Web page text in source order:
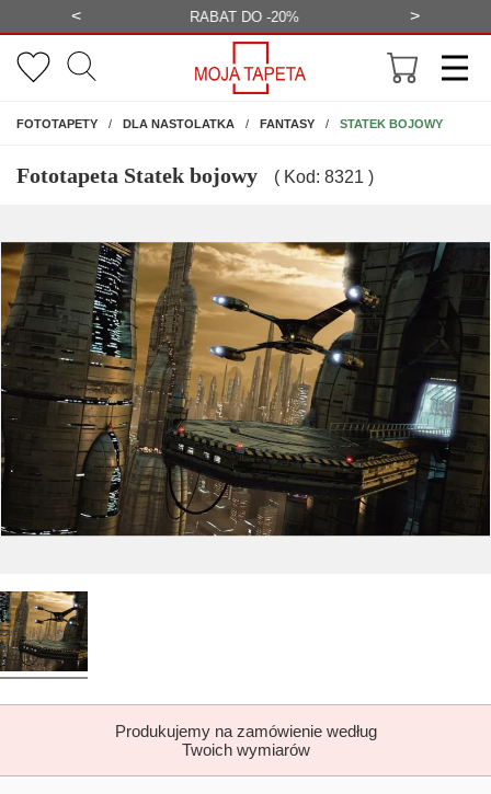
< BEZPŁATNA WIZUALIZACJA >
FOTOTAPETYNA ŚCIANĘ
DLA NASTOLATKA FANTASY STATEK BOJOWY
Fototapeta Statek bojowy ( Kod: 8321 )
Produkujemy na zamówienie według
Twoich wymiarów